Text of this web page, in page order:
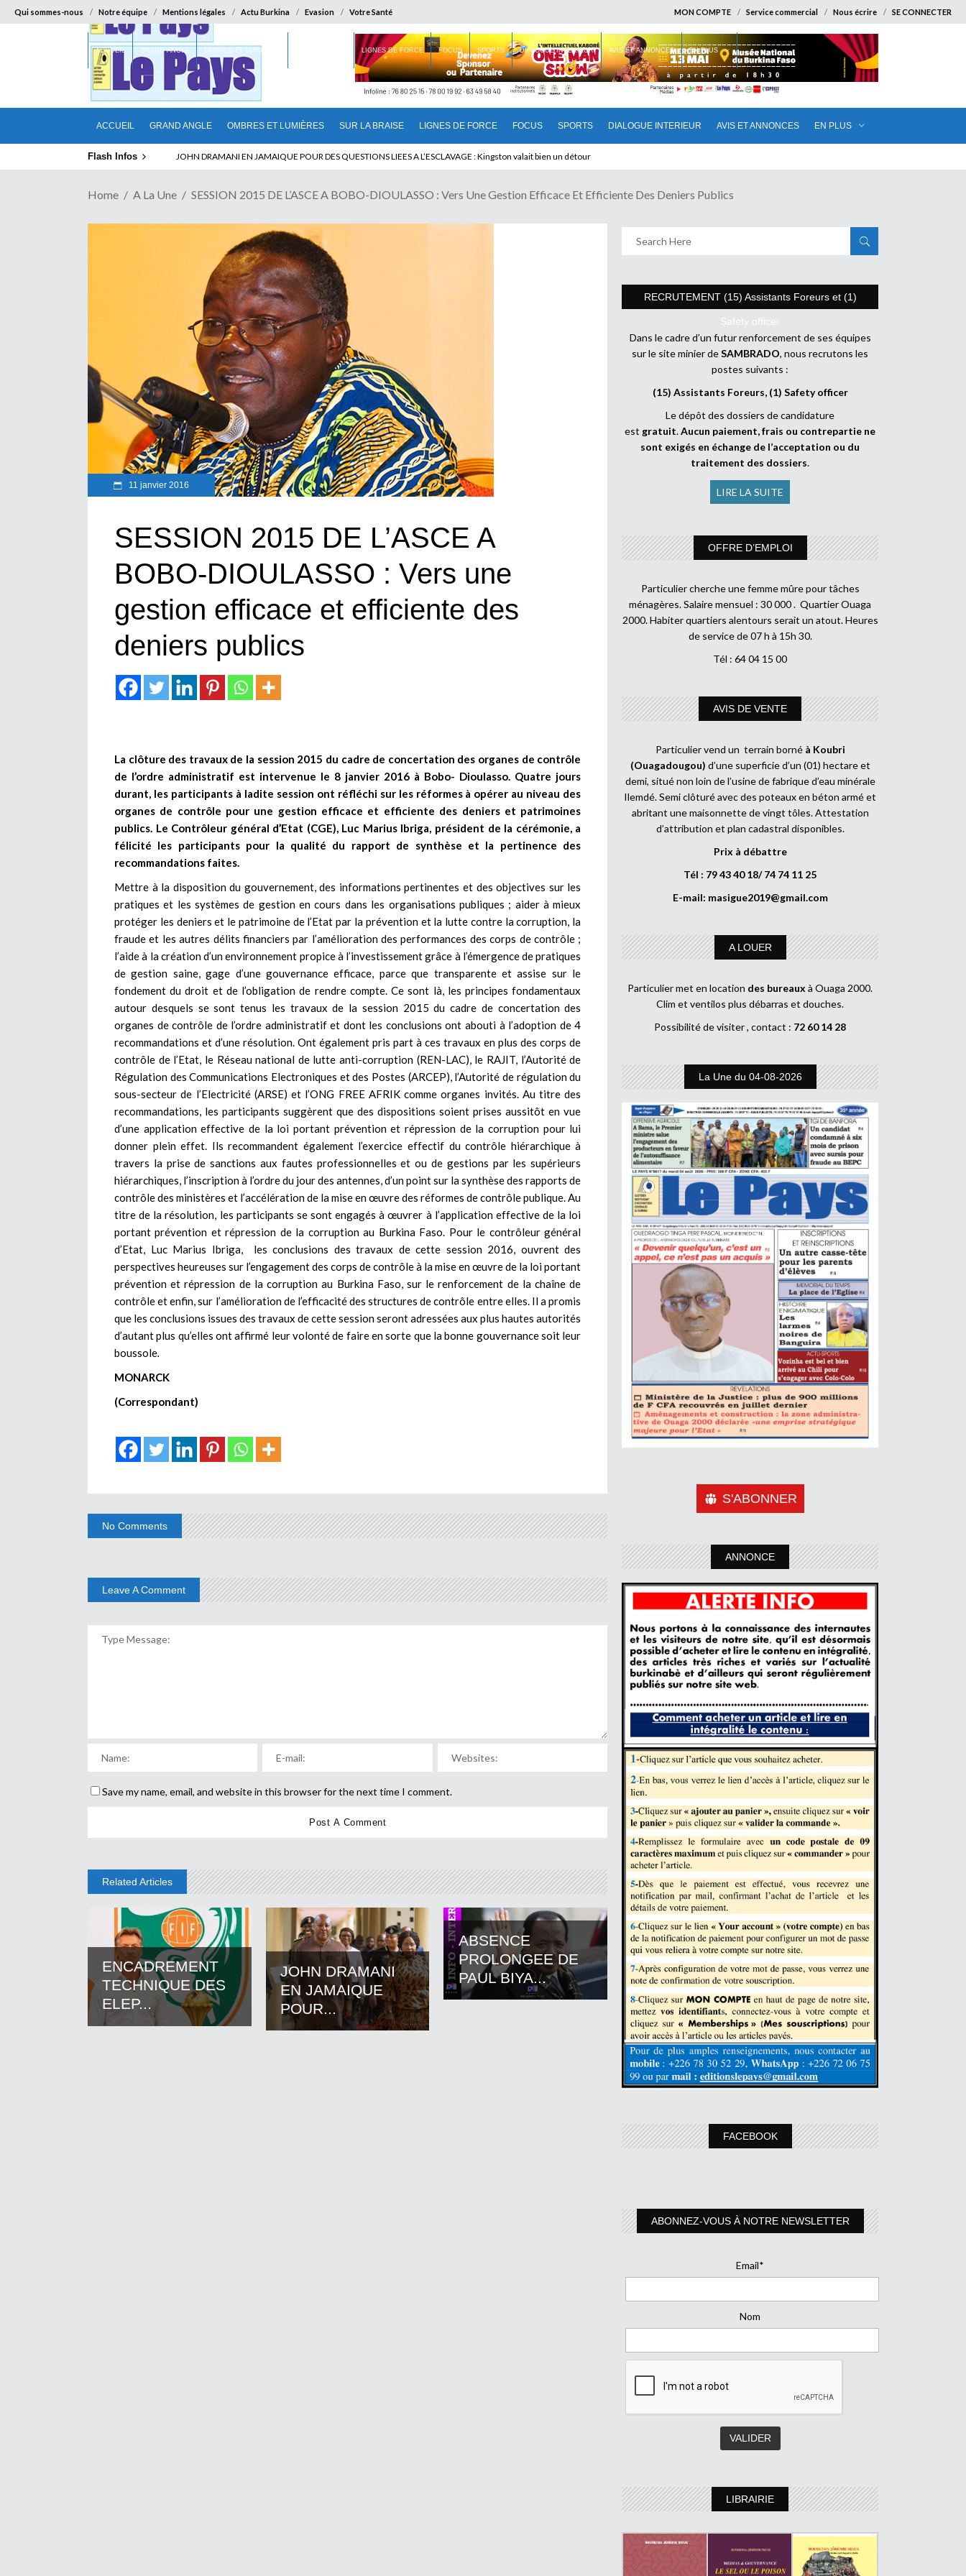
Qui sommes-nous Notre équipe Mentions légales Actu Burkina Evasion Votre Santé MON COMPTE Service commercial Nous écrire SE CONNECTER
ACCUEIL GRAND ANGLE OMBRES ET LUMIÈRES SUR LA BRAISE LIGNES DE FORCE FOCUS SPORTS DIALOGUE INTERIEUR AVIS ET ANNONCES EN PLUS
ACCUEIL GRAND ANGLE OMBRES ET LUMIÈRES LIGNES DE FORCE FOCUS SPORTS DIALOGUE INTERIEUR AVIS ET ANNONCES EN PLUS
Flash Infos ABSENCE PROLONGEE DE PAUL BIYA DU CAMEROUN : Qui pilote le Cameroun ?
Home A La Une SESSION 2015 DE L’ASCE A BOBO-DIOULASSO : Vers Une Gestion Efficace Et Efficiente Des Deniers Publics
11 janvier 2016
SESSION 2015 DE L’ASCE A
BOBO-DIOULASSO : Vers une
gestion efficace et efficiente des
deniers publics
La clôture des travaux de la session 2015 du cadre de concertation des organes de contrôle
de l’ordre administratif est intervenue le 8 janvier 2016 à Bobo- Dioulasso. Quatre jours
durant, les participants à ladite session ont réfléchi sur les réformes à opérer au niveau des
organes de contrôle pour une gestion efficace et efficiente des deniers et patrimoines
publics. Le Contrôleur général d’Etat (CGE), Luc Marius Ibriga, président de la cérémonie, a
félicité les participants pour la qualité du rapport de synthèse et la pertinence des
recommandations faites.
Mettre à la disposition du gouvernement, des informations pertinentes et des objectives sur les
pratiques et les systèmes de gestion en cours dans les organisations publiques ; aider à mieux
protéger les deniers et le patrimoine de l’Etat par la prévention et la lutte contre la corruption, la
fraude et les autres délits financiers par l’amélioration des performances des corps de contrôle ;
l’aide à la création d’un environnement propice à l’investissement grâce à l’émergence de pratiques
de gestion saine, gage d’une gouvernance efficace, parce que transparente et assise sur le
fondement du droit et de l’obligation de rendre compte. Ce sont là, les principes fondamentaux
autour desquels se sont tenus les travaux de la session 2015 du cadre de concertation des
organes de contrôle de l’ordre administratif et dont les conclusions ont abouti à l’adoption de 4
recommandations et d’une résolution. Ont également pris part à ces travaux en plus des corps de
contrôle de l’Etat, le Réseau national de lutte anti-corruption (REN-LAC), le RAJIT, l’Autorité de
Régulation des Communications Electroniques et des Postes (ARCEP), l’Autorité de régulation du
sous-secteur de l’Electricité (ARSE) et l’ONG FREE AFRIK comme organes invités. Au titre des
recommandations, les participants suggèrent que des dispositions soient prises aussitôt en vue
d’une application effective de la loi portant prévention et répression de la corruption pour lui
donner plein effet. Ils recommandent également l’exercice effectif du contrôle hiérarchique à
travers la prise de sanctions aux fautes professionnelles et ou de gestions par les supérieurs
hiérarchiques, l’inscription à l’ordre du jour des antennes, d’un point sur la synthèse des rapports de
contrôle des ministères et l’accélération de la mise en œuvre des réformes de contrôle publique. Au
titre de la résolution, les participants se sont engagés à œuvrer à l’application effective de la loi
portant prévention et répression de la corruption au Burkina Faso. Pour le contrôleur général
d’Etat, Luc Marius Ibriga, les conclusions des travaux de cette session 2016, ouvrent des
perspectives heureuses sur l’engagement des corps de contrôle à la mise en œuvre de la loi portant
prévention et répression de la corruption au Burkina Faso, sur le renforcement de la chaîne de
contrôle et enfin, sur l’amélioration de l’efficacité des structures de contrôle entre elles. Il a promis
que les conclusions issues des travaux de cette session seront adressées aux plus hautes autorités
d’autant plus qu’elles ont affirmé leur volonté de faire en sorte que la bonne gouvernance soit leur
boussole.
MONARCK
(Correspondant)
No Comments
Leave A Comment
Save my name, email, and website in this browser for the next time I comment.
Related Articles
ENCADREMENT
TECHNIQUE DES
ELEP...
JOHN DRAMANI
EN JAMAIQUE
POUR...
ABSENCE
PROLONGEE DE
PAUL BIYA...
RECRUTEMENT (15) Assistants Foreurs et (1)
Safety officer
Dans le cadre d’un futur renforcement de ses équipes
sur le site minier deSAMBRADO, nous recrutons les
postes suivants :
(15) Assistants Foreurs, (1) Safety officer
Le dépôt des dossiers de candidature
est gratuit.Aucun paiement, frais ou contrepartie ne
sont exigés en échange de l’acceptation ou du
traitement des dossiers.
LIRE LA SUITE
OFFRE D’EMPLOI
Particulier cherche une femme mûre pour tâches
ménagères. Salaire mensuel : 30 000 . Quartier Ouaga
2000. Habiter quartiers alentours serait un atout. Heures
de service de 07 h à 15h 30.
Tél : 64 04 15 00
AVIS DE VENTE
Particulier vend un terrain borné à Koubri
(Ouagadougou) d’une superficie d’un (01) hectare et
demi, situé non loin de l’usine de fabrique d’eau minérale
Ilemdé. Semi clôturé avec des poteaux en béton armé et
abritant une maisonnette de vingt tôles. Attestation
d’attribution et plan cadastral disponibles.
Prix à débattre
Tél : 79 43 40 18/ 74 74 11 25
E-mail: masigue2019@gmail.com
A LOUER
Particulier met en location des bureaux à Ouaga 2000.
Clim et ventilos plus débarras et douches.
Possibilité de visiter , contact : 72 60 14 28
La Une du 04-08-2026
S'ABONNER
ANNONCE
FACEBOOK
ABONNEZ-VOUS À NOTRE NEWSLETTER
Email*
Nom
LIBRAIRIE